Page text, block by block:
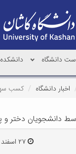
دانشگاه
اخبار دانشگاه کسب
دانشجویان دختر و
۲۷ اسفند ۱۴۰۲ | ۱۱:۴۶